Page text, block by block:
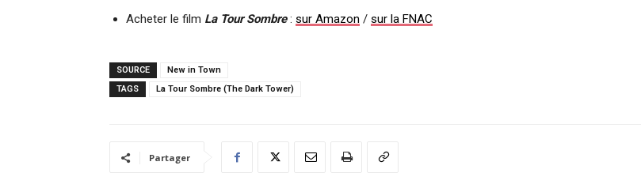
Acheter le film La Tour Sombre: sur Amazon / sur la FNAC
SOURCE
New in Town
TAGS
La Tour Sombre (The Dark Tower)
Partager